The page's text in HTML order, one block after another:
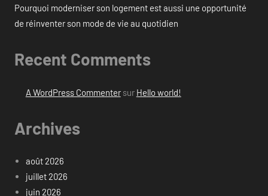
Pourquoi moderniser son logement est aussi une opportunité
de réinventer son mode de vie au quotidien
Recent Comments
A WordPress Commentersur Hello world!
Archives
août 2026
juillet 2026
juin 2026